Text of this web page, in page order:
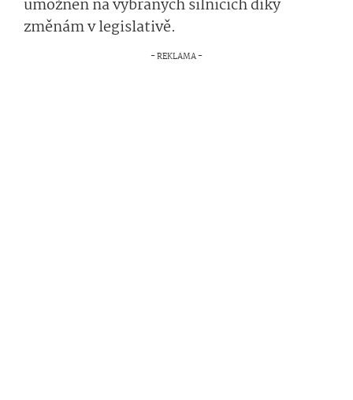
umožněn na vybraných silnicích díky
změnám v legislativě.